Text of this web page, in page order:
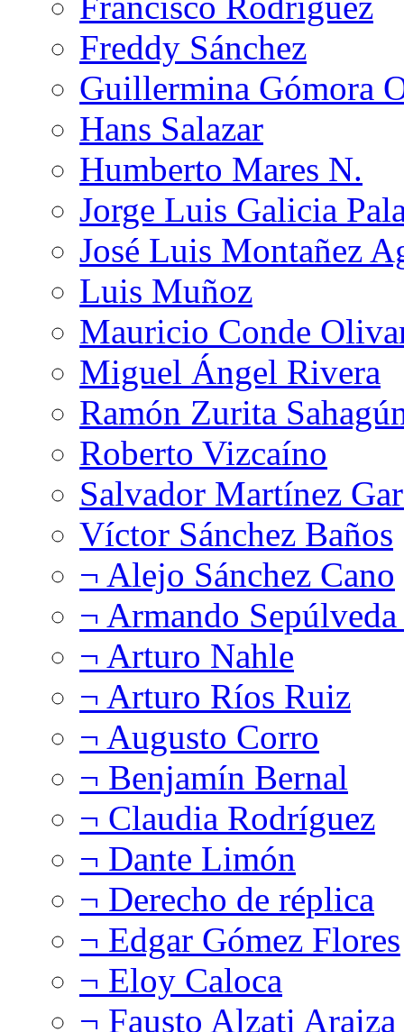
Freddy Sánchez
Guillermina Gómora
Hans Salazar
Humberto Mares N.
Jorge Luis Galicia
José Luis Montañez
Luis Muñoz
Mauricio Conde
Miguel Ángel Rivera
Ramón Zurita
Roberto Vizcaíno
Salvador Martínez
Víctor Sánchez Baños
¬ Alejo Sánchez Cano
¬ Armando
¬ Arturo Nahle
¬ Arturo Ríos Ruiz
¬ Augusto Corro
¬ Benjamín Bernal
¬ Claudia Rodríguez
¬ Dante Limón
¬ Derecho de réplica
¬ Edgar Gómez Flores
¬ Eloy Caloca
¬ Fausto Alzati Araiza